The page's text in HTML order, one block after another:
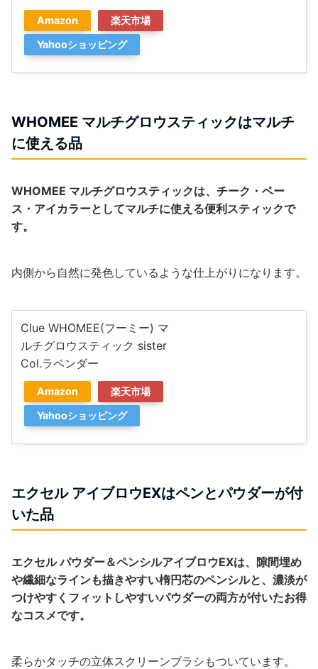
Amazon
楽天市場
Yahooショッピング
WHOMEE マルチグロウスティックはマルチ
に使える品
WHOMEE マルチグロウスティックは、チーク・ベー
ス・アイカラーとしてマルチに使える便利スティックで
す。
内側から自然に発色しているような仕上がりになります。
Clue WHOMEE(フーミー) マ
ルチグロウスティック sister
Col.ラベンダー
Amazon
楽天市場
Yahooショッピング
エクセル アイブロウEXはペンとパウダーが付
いた品
エクセル パウダー＆ペンシルアイブロウEXは、隙間埋め
や繊細なラインも描きやすい楕円芯のペンシルと、濃淡が
つけやすくフィットしやすいパウダーの両方が付いたお得
なコスメです。
柔らかタッチの立体スクリーンブラシもついています。